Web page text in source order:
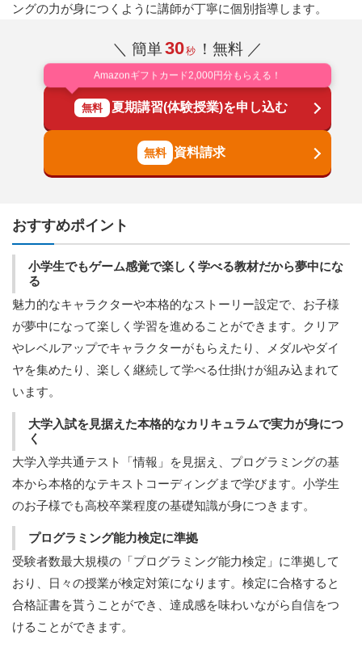
ングの力が身につくように講師が丁寧に個別指導します。
＼ 簡単30秒 ！無料 ／
Amazonギフトカード2,000円分もらえる！
無料 夏期講習(体験授業)を申し込む
資料請求
おすすめポイント
小学生でもゲーム感覚で楽しく学べる教材だから夢中にな
る
魅力的なキャラクターや本格的なストーリー設定で、お子様
が夢中になって楽しく学習を進めることができます。クリア
やレベルアップでキャラクターがもらえたり、メダルやダイ
ヤを集めたり、楽しく継続して学べる仕掛けが組み込まれて
います。
大学入試を見据えた本格的なカリキュラムで実力が身につ
く
大学入学共通テスト「情報」を見据え、プログラミングの基
本から本格的なテキストコーディングまで学びます。小学生
のお子様でも高校卒業程度の基礎知識が身につきます。
プログラミング能力検定に準拠
受験者数最大規模の「プログラミング能力検定」に準拠して
おり、日々の授業が検定対策になります。検定に合格すると
合格証書を貰うことができ、達成感を味わいながら自信をつ
けることができます。